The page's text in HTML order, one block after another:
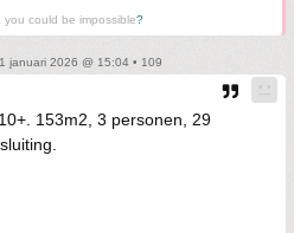
could be impossible?
januari 2026 @ 15:04 • 109
153m2, 3 personen, 29